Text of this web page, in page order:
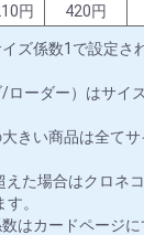
円 420円
ズ係数1で設定さ
ローダー）はサイ
きい商品は全て
た場合はクロネ
。
はカードページに